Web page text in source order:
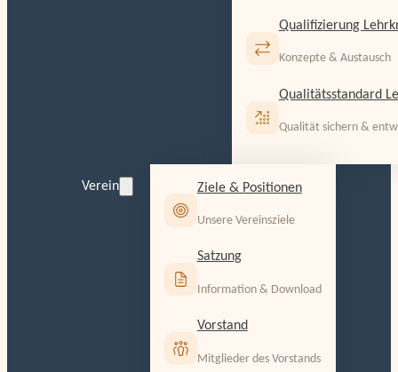
Qualifizierung
Konzepte & Austausch
Qualitätsstandard
Qualität sichern &
Verein Ziele & Positionen
Unsere Vereinsziele
Satzung
Information & Download
Vorstand
Mitglieder des Vorstands